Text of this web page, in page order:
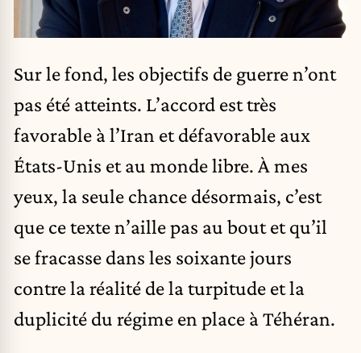
Sur le fond, les objectifs de guerre n’ont
pas été atteints. L’accord est très
favorable à l’Iran et défavorable aux
États-Unis et au monde libre. À mes
yeux, la seule chance désormais, c’est
que ce texte n’aille pas au bout et qu’il
se fracasse dans les soixante jours
contre la réalité de la turpitude et la
duplicité du régime en place à Téhéran.